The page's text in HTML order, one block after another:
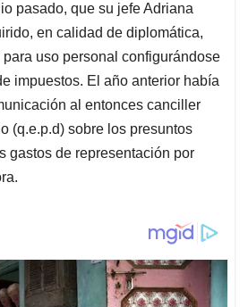
pasado, que su jefe Adriana
en calidad de diplomática,
uso personal configurándose
impuestos. El año anterior había
al entonces canciller
(q.e.p.d) sobre los presuntos
gastos de representación por